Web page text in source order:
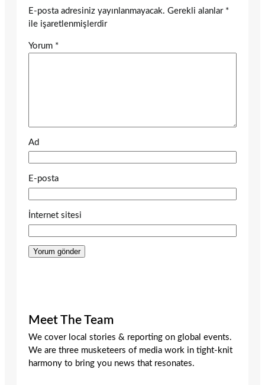
E-posta adresiniz yayınlanmayacak. Gerekli alanlar *
ile işaretlenmişlerdir
Yorum *
Ad
E-posta
İnternet sitesi
Meet The Team
We cover local stories & reporting on global events.
We are three musketeers of media work in tight-knit
harmony to bring you news that resonates.